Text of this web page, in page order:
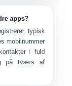
apps?
typisk
mobilnummer
i fuld
på tværs af